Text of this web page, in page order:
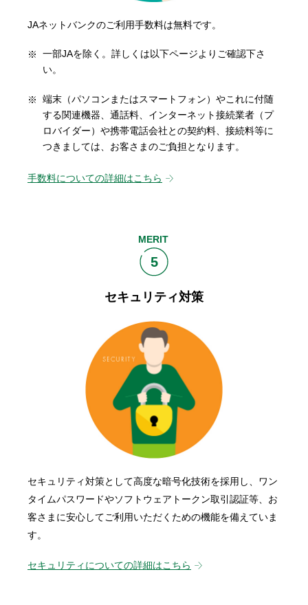
JAネットバンクのご利用手数料は無料です。
一部JAを除く。詳しくは以下ページよりご確認下さ
い。
端末（パソコンまたはスマートフォン）やこれに付随
する関連機器、通話料、インターネット接続業者（プ
ロバイダー）や携帯電話会社との契約料、接続料等に
つきましては、お客さまのご負担となります。
手数料についての詳細はこちら
MERIT
5
セキュリティ対策
セキュリティ対策として高度な暗号化技術を採用し、ワン
タイムパスワードやソフトウェアトークン取引認証等、お
客さまに安心してご利用いただくための機能を備えていま
す。
セキュリティについての詳細はこちら